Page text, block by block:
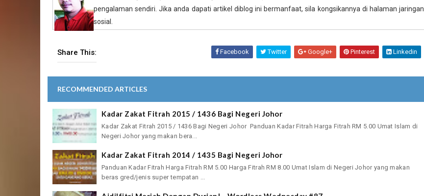
pengalaman sendiri. Jika anda dapati artikel diblog ini bermanfaat, sila kongsikannya di halaman jaringan
sosial.
Share This: Facebook Twitter Google+ Pinterest Linkedin
RECOMMENDED ARTICLES
Kadar Zakat Fitrah 2015 / 1436 Bagi Negeri Johor
Kadar Zakat Fitrah 2015 / 1436 Bagi Negeri Johor Panduan Kadar Fitrah Harga Fitrah RM 5.00 Umat Islam di
Negeri Johor yang makan bera...
Kadar Zakat Fitrah 2014 / 1435 Bagi Negeri Johor
Panduan Kadar Fitrah Harga Fitrah RM 5.00 Harga Fitrah RM 8.00 Umat Islam di Negeri Johor yang makan
beras gred/jenis super tempatan ...